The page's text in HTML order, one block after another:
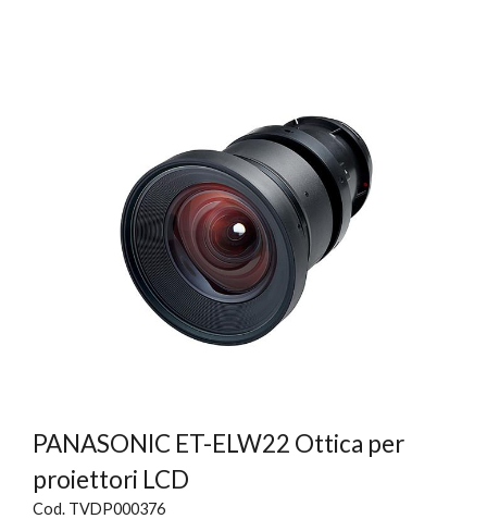
PANASONIC ET-ELW22 Ottica per
proiettori LCD
Cod. TVDP000376